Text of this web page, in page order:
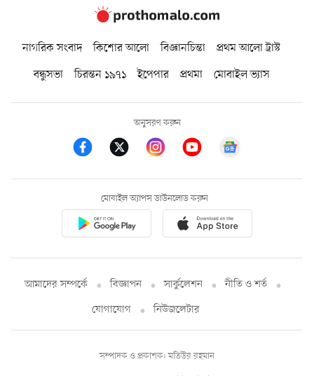
নাগরিক সংবাদ কিশোর আলো বিজ্ঞানচিন্তা
প্রথম আলো ট্রাস্ট
বন্ধুসভা
চিরন্তন ১৯৭১ ইপেপার প্রথমা মোবাইল ভ্যাস
অনুসরণ করুন
মোবাইল অ্যাপস ডাউনলোড করুন
আমাদের সম্পর্কে বিজ্ঞাপন সার্কুলেশন
নীতি ও শর্ত
যোগাযোগ
নিউজলেটার
সম্পাদক ও প্রকাশক: মতিউর রহমান